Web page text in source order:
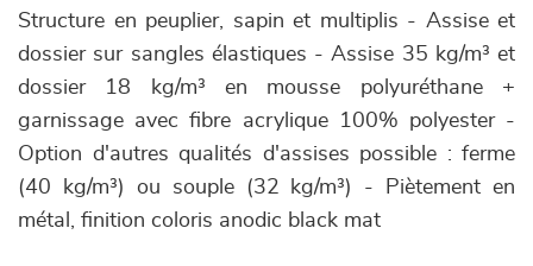
Structure en peuplier, sapin et multiplis - Assise et
dossier sur sangles élastiques - Assise 35 kg/m³ et
dossier 18 kg/m³ en mousse polyuréthane +
garnissage avec fibre acrylique 100% polyester -
Option d'autres qualités d'assises possible : ferme
(40 kg/m³) ou souple (32 kg/m³) - Piètement en
métal, finition coloris anodic black mat